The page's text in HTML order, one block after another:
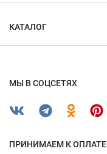
КАТАЛОГ
МЫ В СОЦСЕТЯХ
ПРИНИМАЕМ К ОПЛАТЕ